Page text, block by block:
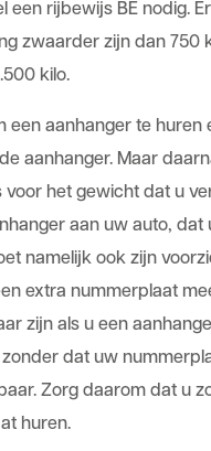
een rijbewijs BE nodig.
zwaarder zijn dan 750
kilo.
een aanhanger te
aanhanger. Maar
het gewicht dat u
aan uw auto,
namelijk ook zijn
extra nummerplaat
zijn als u een
dat uw
Zorg daarom dat u
huren.